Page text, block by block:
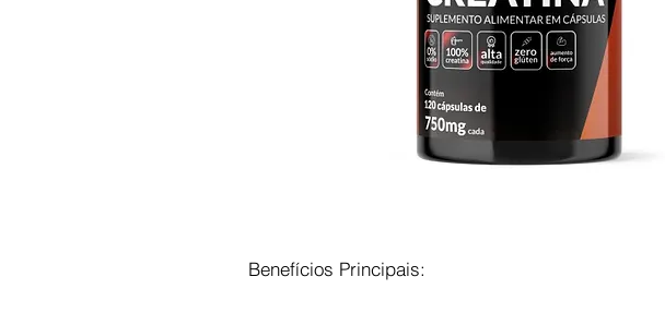
Benefícios Principais: